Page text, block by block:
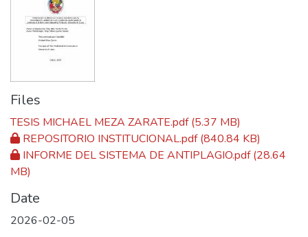
Files
TESIS MICHAEL MEZA ZARATE.pdf(5.37 MB)
REPOSITORIO INSTITUCIONAL.pdf(840.84 KB)
INFORME DEL SISTEMA DE ANTIPLAGIO.pdf(28.64
MB)
Date
2026-02-05